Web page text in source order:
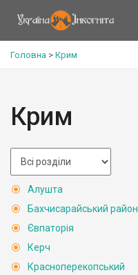
Головна > Крим
Крим
Алушта
Бахчисарайський район
Євпаторія
Керч
Красноперекопський